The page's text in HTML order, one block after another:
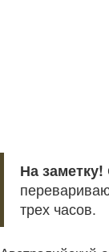
На заметку!
трех часов.